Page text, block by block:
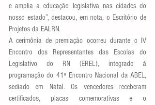
e amplia a educação legislativa nas cidades do
nosso estado”, destacou, em nota, o Escritório de
Projetos da EALRN.
A cerimônia de premiação ocorreu durante o IV
Encontro dos Representantes das Escolas do
Legislativo do RN (EREL), integrado à
programação do 41º Encontro Nacional da ABEL,
sediado em Natal. Os vencedores receberam
certificados, placas comemorativas e o